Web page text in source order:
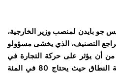
جو بايدن لمنصب وزير الخارجية،
التصنيف، الذي يخشى مسؤولو
من أن يؤثر على حركة التجارة في
اليمن، الذي يشهد مجاعة واسعة النطاق حيث يحتاج 80 في المئة